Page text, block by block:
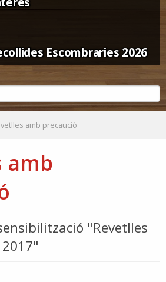
Escombraries 2026
amb precaució
amb
"Revetlles